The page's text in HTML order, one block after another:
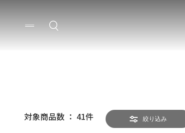
対象商品数 ： 41件 絞り込み